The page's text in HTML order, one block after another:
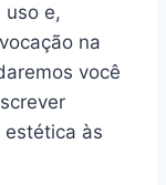
uso e,
na
você
estética às